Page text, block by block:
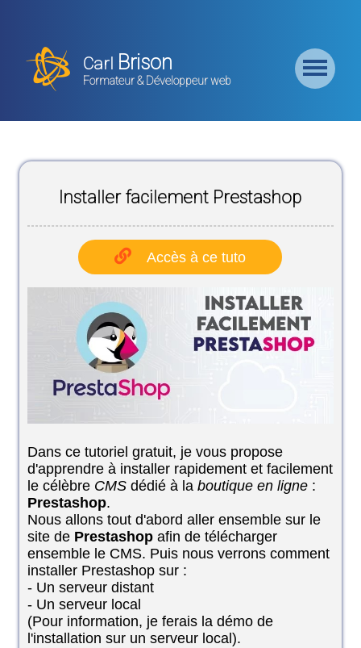
Carl Brison
Formateur & Développeur web
Formation
Backend
Formation
Formation
Logiciel
Liste des
Bundles
Installer facilement Prestashop
Accès à ce tuto
Dans ce tutoriel gratuit, je vous propose
d'apprendre à installer rapidement et facilement
le célèbre CMS dédié à la boutique en ligne:
Prestashop.
Nous allons tout d'abord aller ensemble sur le
site de Prestashop afin de télécharger
ensemble le CMS. Puis nous verrons comment
installer Prestashop sur :
- Un serveur distant
- Un serveur local
(Pour information, je ferais la démo de
l'installation sur un serveur local).